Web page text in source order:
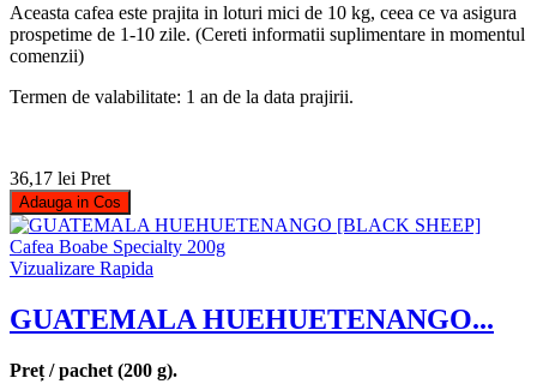
Aceasta cafea este prajita in loturi mici de 10 kg, ceea ce va asigura
prospetime de 1-10 zile. (Cereti informatii suplimentare in momentul
comenzii)
Termen de valabilitate: 1 an de la data prajirii.
36,17 lei Pret
Adauga in Cos
Vizualizare Rapida
GUATEMALA HUEHUETENANGO...
Preț / pachet (200 g).